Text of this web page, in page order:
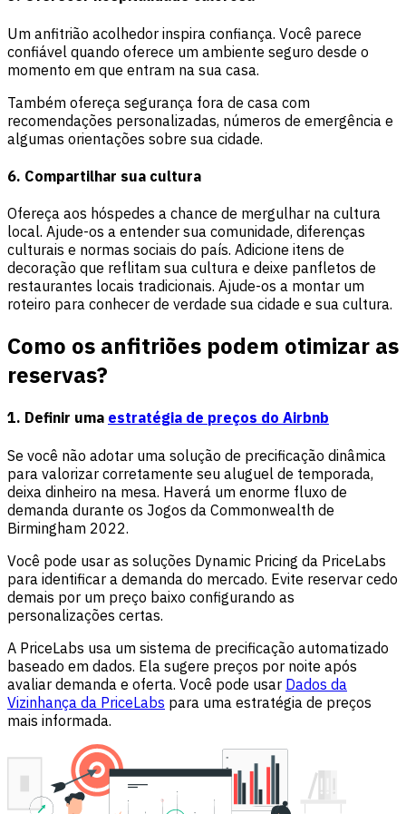
Um anfitrião acolhedor inspira confiança. Você parece
confiável quando oferece um ambiente seguro desde o
momento em que entram na sua casa.
Também ofereça segurança fora de casa com
recomendações personalizadas, números de emergência e
algumas orientações sobre sua cidade.
6. Compartilhar sua cultura
Ofereça aos hóspedes a chance de mergulhar na cultura
local. Ajude-os a entender sua comunidade, diferenças
culturais e normas sociais do país. Adicione itens de
decoração que reflitam sua cultura e deixe panfletos de
restaurantes locais tradicionais. Ajude-os a montar um
roteiro para conhecer de verdade sua cidade e sua cultura.
Como os anfitriões podem otimizar as
reservas?
1. Definir uma estratégia de preços do Airbnb
Se você não adotar uma solução de precificação dinâmica
para valorizar corretamente seu aluguel de temporada,
deixa dinheiro na mesa. Haverá um enorme fluxo de
demanda durante os Jogos da Commonwealth de
Birmingham 2022.
Você pode usar as soluções Dynamic Pricing da PriceLabs
para identificar a demanda do mercado. Evite reservar cedo
demais por um preço baixo configurando as
personalizações certas.
A PriceLabs usa um sistema de precificação automatizado
baseado em dados. Ela sugere preços por noite após
avaliar demanda e oferta. Você pode usar Dados da
Vizinhança da PriceLabs para uma estratégia de preços
mais informada.